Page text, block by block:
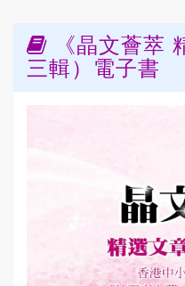
《晶文薈萃
三輯）電子書